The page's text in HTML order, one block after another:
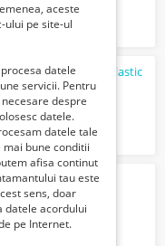
1 kg cu capac din plastic
Unox Total Blue
aceste
pe site-ul
datele
servicii. Pentru
despre
datele.
datele tale
bune conditii
afisa continut
tau este
sens, doar
datele acordului
pe Internet.